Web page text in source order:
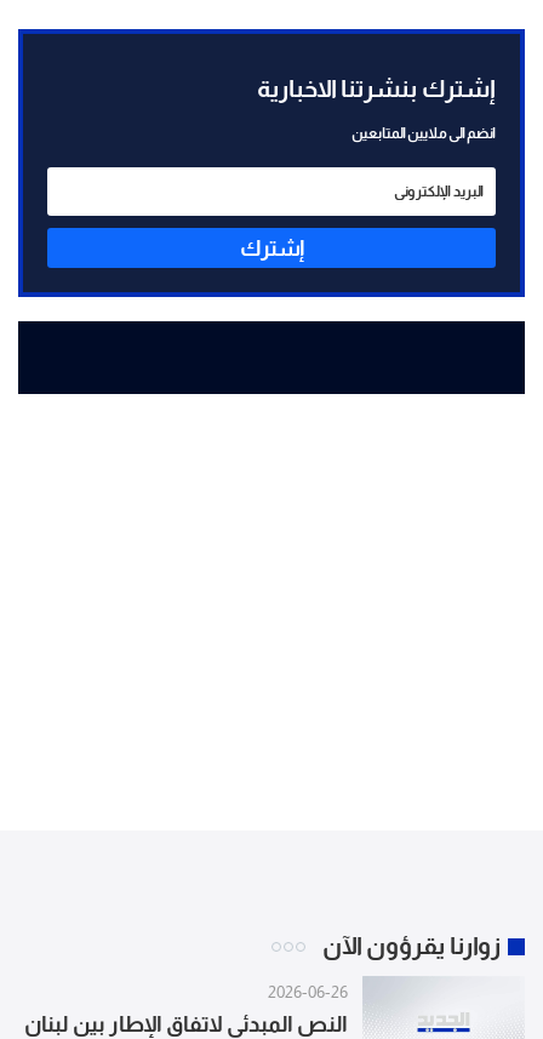
إشترك بنشرتنا الاخبارية
انضم الى ملايين المتابعين
إشترك
زوارنا يقرؤون الآن
2026-06-26
النص المبدئي لاتفاق الإطار بين لبنان